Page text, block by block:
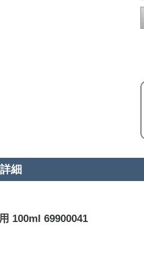
細
100ml 69900041